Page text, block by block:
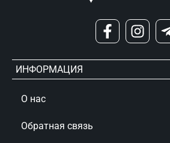
ИНФОРМАЦИЯ
О нас
Обратная связь